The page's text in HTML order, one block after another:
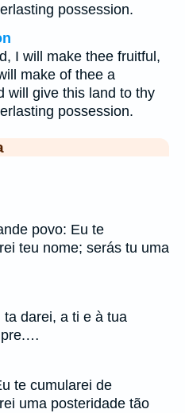
possession.
I will make thee fruitful,
make of thee a
will give this land to thy
possession.
povo: Eu te
teu nome; serás tu uma
ta darei, a ti e à tua
te cumularei de
uma posteridade tão